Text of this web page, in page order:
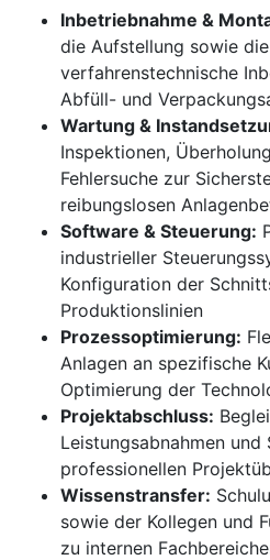
Inbetriebnahme &
die Aufstellung sowie
verfahrenstechnische
Abfüll- und
Wartung &
Inspektionen,
Fehlersuche zur
reibungslosen
Software & Steuerung:
industrieller
Konfiguration der
Produktionslinien
Prozessoptimierung:
Anlagen an spezifische
Optimierung der
Projektabschluss:
Leistungsabnahmen
professionellen
Wissenstransfer:
sowie der Kollegen und
zu internen